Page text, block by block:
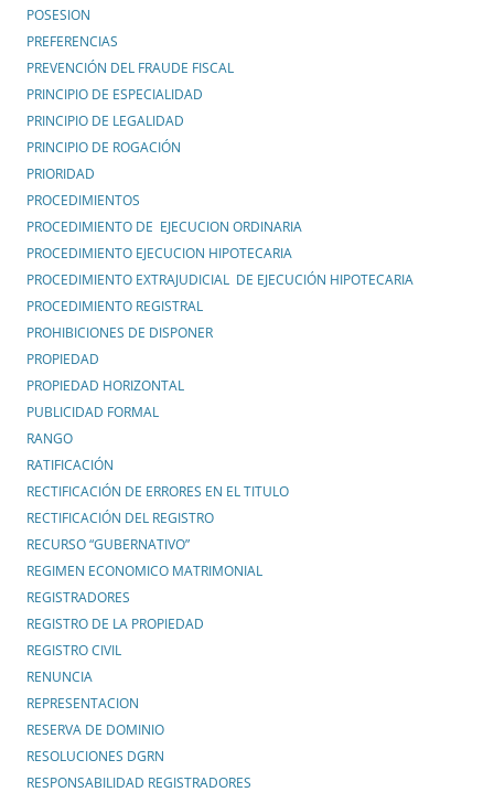
POSESION
PREFERENCIAS
PREVENCIÓN DEL FRAUDE FISCAL
PRINCIPIO DE ESPECIALIDAD
PRINCIPIO DE LEGALIDAD
PRINCIPIO DE ROGACIÓN
PRIORIDAD
PROCEDIMIENTOS
PROCEDIMIENTO DE EJECUCION ORDINARIA
PROCEDIMIENTO EJECUCION HIPOTECARIA
PROCEDIMIENTO EXTRAJUDICIAL DE EJECUCIÓN HIPOTECARIA
PROCEDIMIENTO REGISTRAL
PROHIBICIONES DE DISPONER
PROPIEDAD
PROPIEDAD HORIZONTAL
PUBLICIDAD FORMAL
RANGO
RATIFICACIÓN
RECTIFICACIÓN DE ERRORES EN EL TITULO
RECTIFICACIÓN DEL REGISTRO
RECURSO “GUBERNATIVO”
REGIMEN ECONOMICO MATRIMONIAL
REGISTRADORES
REGISTRO DE LA PROPIEDAD
REGISTRO CIVIL
RENUNCIA
REPRESENTACION
RESERVA DE DOMINIO
RESOLUCIONES DGRN
RESPONSABILIDAD REGISTRADORES